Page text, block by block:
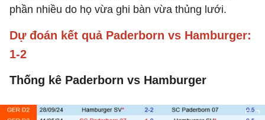
phần nhiều do họ vừa ghi bàn vừa thủng lưới.
Dự đoán kết quả Paderborn vs Hamburger:
1-2
Thống kê Paderborn vs Hamburger